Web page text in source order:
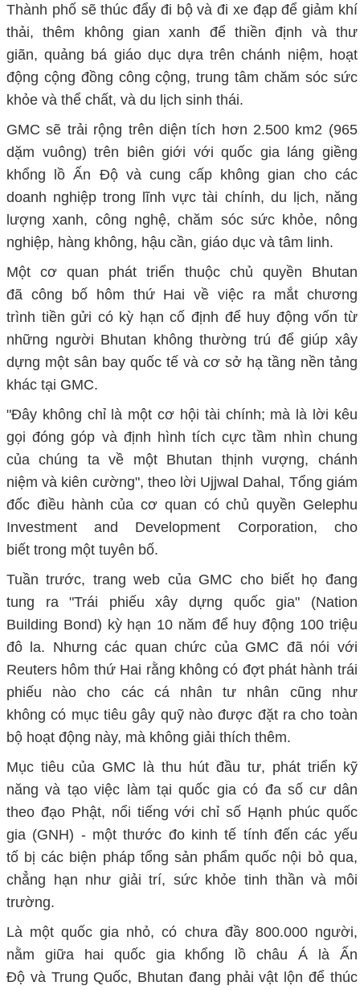
Thành phố sẽ thúc đẩy đi bộ và đi xe đạp để giảm khí
thải, thêm không gian xanh để thiền định và thư
giãn, quảng bá giáo dục dựa trên chánh niệm, hoạt
động cộng đồng công cộng, trung tâm chăm sóc sức
khỏe và thể chất, và du lịch sinh thái.
GMC sẽ trải rộng trên diện tích hơn 2.500 km2 (965
dặm vuông) trên biên giới với quốc gia láng giềng
khổng lồ Ấn Độ và cung cấp không gian cho các
doanh nghiệp trong lĩnh vực tài chính, du lịch, năng
lượng xanh, công nghệ, chăm sóc sức khỏe, nông
nghiệp, hàng không, hậu cần, giáo dục và tâm linh.
Một cơ quan phát triển thuộc chủ quyền Bhutan
đã công bố hôm thứ Hai về việc ra mắt chương
trình tiền gửi có kỳ hạn cố định để huy động vốn từ
những người Bhutan không thường trú để giúp xây
dựng một sân bay quốc tế và cơ sở hạ tầng nền tảng
khác tại GMC.
"Đây không chỉ là một cơ hội tài chính; mà là lời kêu
gọi đóng góp và định hình tích cực tầm nhìn chung
của chúng ta về một Bhutan thịnh vượng, chánh
niệm và kiên cường", theo lời Ujjwal Dahal, Tổng giám
đốc điều hành của cơ quan có chủ quyền Gelephu
Investment and Development Corporation, cho
biết trong một tuyên bố.
Tuần trước, trang web của GMC cho biết họ đang
tung ra "Trái phiếu xây dựng quốc gia" (Nation
Building Bond) kỳ hạn 10 năm để huy động 100 triệu
đô la. Nhưng các quan chức của GMC đã nói với
Reuters hôm thứ Hai rằng không có đợt phát hành trái
phiếu nào cho các cá nhân tư nhân cũng như
không có mục tiêu gây quỹ nào được đặt ra cho toàn
bộ hoạt động này, mà không giải thích thêm.
Mục tiêu của GMC là thu hút đầu tư, phát triển kỹ
năng và tạo việc làm tại quốc gia có đa số cư dân
theo đạo Phật, nổi tiếng với chỉ số Hạnh phúc quốc
gia (GNH) - một thước đo kinh tế tính đến các yếu
tố bị các biện pháp tổng sản phẩm quốc nội bỏ qua,
chẳng hạn như giải trí, sức khỏe tinh thần và môi
trường.
Là một quốc gia nhỏ, có chưa đầy 800.000 người,
nằm giữa hai quốc gia khổng lồ châu Á là Ấn
Độ và Trung Quốc, Bhutan đang phải vật lộn để thúc